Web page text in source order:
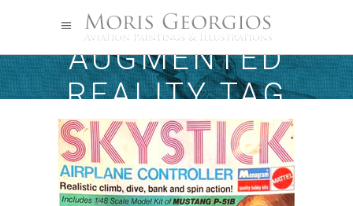
AUGMENTED
REALITY TAG